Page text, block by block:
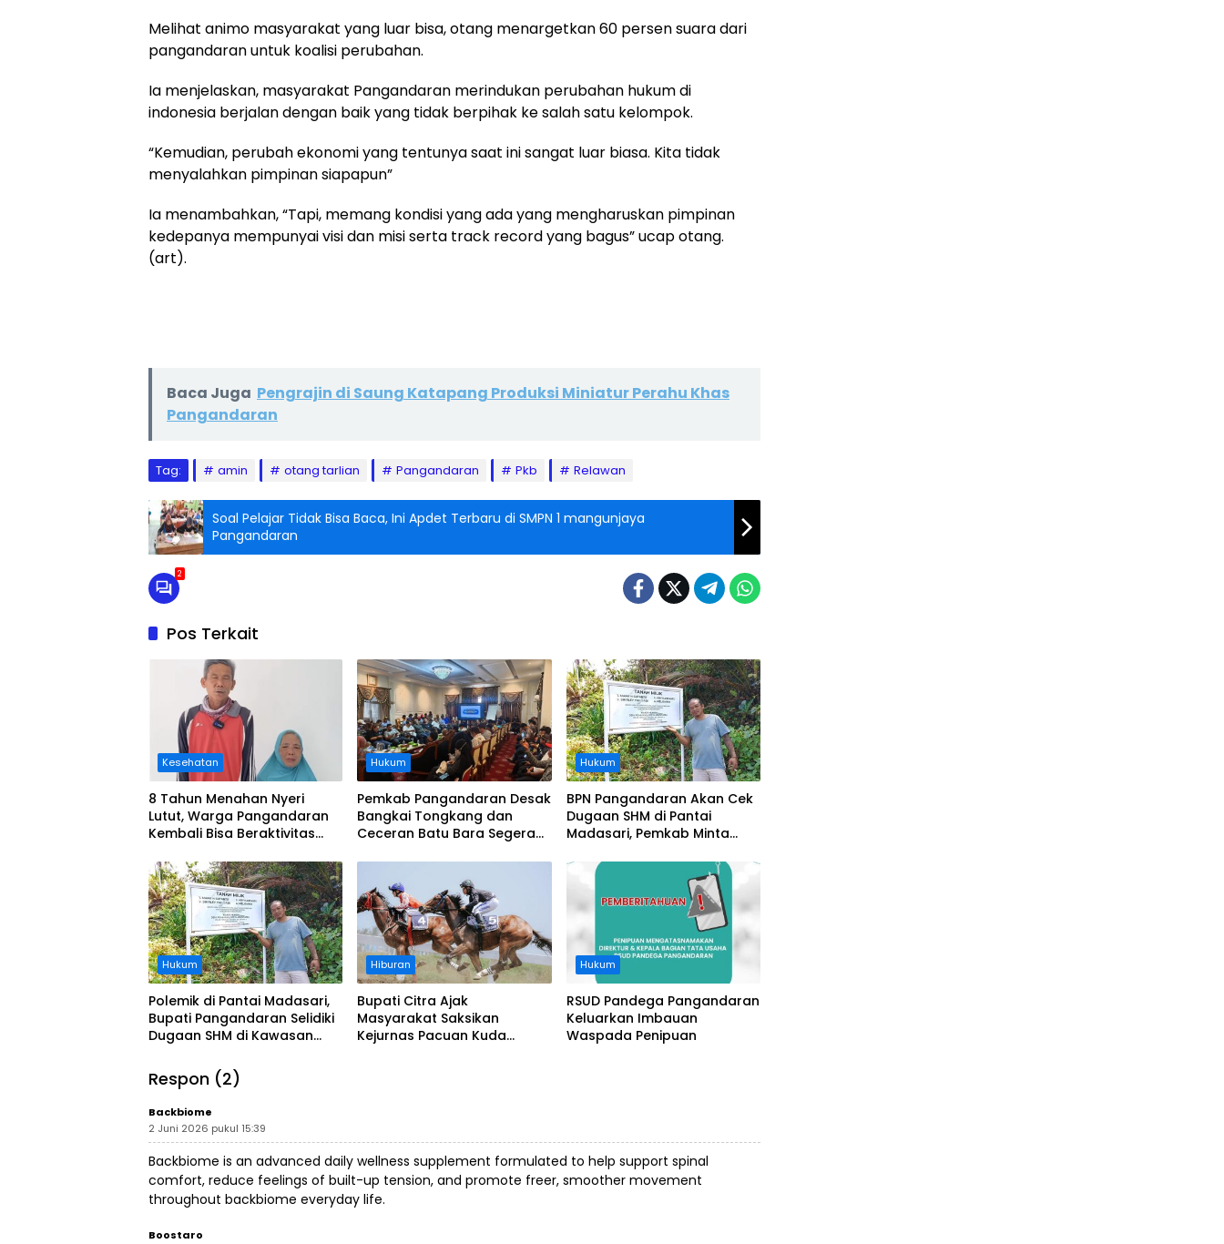
Melihat animo masyarakat yang luar bisa, otang menargetkan 60 persen suara dari
pangandaran untuk koalisi perubahan.
Ia menjelaskan, masyarakat Pangandaran merindukan perubahan hukum di
indonesia berjalan dengan baik yang tidak berpihak ke salah satu kelompok.
“Kemudian, perubah ekonomi yang tentunya saat ini sangat luar biasa. Kita tidak
menyalahkan pimpinan siapapun”
Ia menambahkan, “Tapi, memang kondisi yang ada yang mengharuskan pimpinan
kedepanya mempunyai visi dan misi serta track record yang bagus” ucap otang.
(art).
Baca Juga Pengrajin di Saung Katapang Produksi Miniatur Perahu Khas
Pangandaran
Tag: amin otang tarlian Pangandaran Pkb Relawan
Soal Pelajar Tidak Bisa Baca, Ini Apdet Terbaru di SMPN 1 mangunjaya
Pangandaran
2
Pos Terkait
Kesehatan
8 Tahun Menahan Nyeri
Lutut, Warga Pangandaran
Kembali Bisa Beraktivitas
Ditanggung BPJS
Hukum
Pemkab Pangandaran Desak
Bangkai Tongkang dan
Ceceran Batu Bara Segera
Koordinasi Perusahaan
Hukum
BPN Pangandaran Akan Cek
Dugaan SHM di Pantai
Madasari, Pemkab Minta
Hukum
Polemik di Pantai Madasari,
Bupati Pangandaran Selidiki
Dugaan SHM di Kawasan
Hiburan
Bupati Citra Ajak
Masyarakat Saksikan
Kejurnas Pacuan Kuda
Hukum
RSUD Pandega Pangandaran
Keluarkan Imbauan
Waspada Penipuan
Respon (2)
Backbiome
2 Juni 2026 pukul 15:39
Backbiome is an advanced daily wellness supplement formulated to help support spinal
comfort, reduce feelings of built-up tension, and promote freer, smoother movement
throughout backbiome everyday life.
Boostaro